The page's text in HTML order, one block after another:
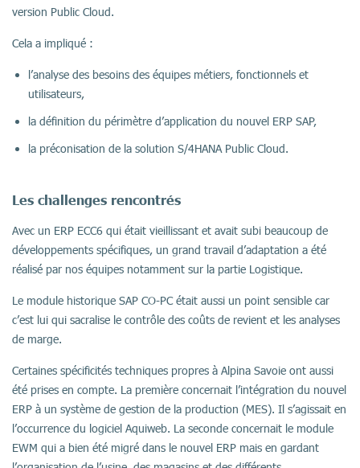
version Public Cloud.
Cela a impliqué :
l’analyse des besoins des équipes métiers, fonctionnels et
utilisateurs,
la définition du périmètre d’application du nouvel ERP SAP,
la préconisation de la solution S/4HANA Public Cloud.
Les challenges rencontrés
Avec un ERP ECC6 qui était vieillissant et avait subi beaucoup de
développements spécifiques, un grand travail d’adaptation a été
réalisé par nos équipes notamment sur la partie Logistique.
Le module historique SAP CO-PC était aussi un point sensible car
c’est lui qui sacralise le contrôle des coûts de revient et les analyses
de marge.
Certaines spécificités techniques propres à Alpina Savoie ont aussi
été prises en compte. La première concernait l’intégration du nouvel
ERP à un système de gestion de la production (MES). Il s’agissait en
l’occurrence du logiciel Aquiweb. La seconde concernait le module
EWM qui a bien été migré dans le nouvel ERP mais en gardant